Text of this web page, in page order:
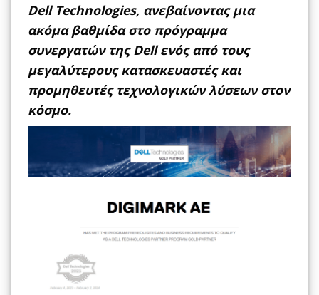
Dell Technologies, ανεβαίνοντας μια
ακόμα βαθμίδα στο πρόγραμμα
συνεργατών της Dell ενός από τους
μεγαλύτερους κατασκευαστές και
προμηθευτές τεχνολογικών λύσεων στον
κόσμο.